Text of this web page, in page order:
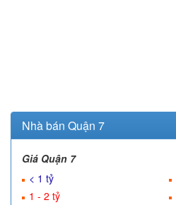
Nhà bán Quận 7
Giá Quận 7
< 1 tỷ
1 - 2 tỷ